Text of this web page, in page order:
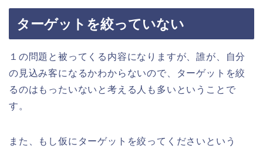
ターゲットを絞っていない
１の問題と被ってくる内容になりますが、誰が、自分
の見込み客になるかわからないので、ターゲットを絞
るのはもったいないと考える人も多いということで
す。
また、もし仮にターゲットを絞ってくださいという